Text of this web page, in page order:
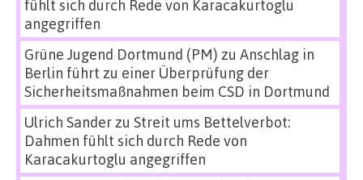
fühlt sich durch Rede von Karacakurtoglu
angegriffen
Grüne Jugend Dortmund (PM) zu Anschlag in
Berlin führt zu einer Überprüfung der
Sicherheitsmaßnahmen beim CSD in Dortmund
Ulrich Sanderzu Streit ums Bettelverbot:
Dahmen fühlt sich durch Rede von
Karacakurtoglu angegriffen